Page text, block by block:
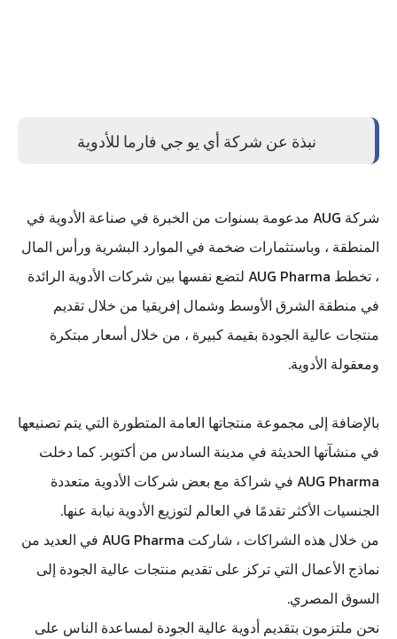
نبذة عن شركة أي يو جي فارما للأدوية
شركة AUG مدعومة بسنوات من الخبرة في صناعة الأدوية في
المنطقة ، وباستثمارات ضخمة في الموارد البشرية ورأس المال
، تخطط AUG Pharma لتضع نفسها بين شركات الأدوية الرائدة
في منطقة الشرق الأوسط وشمال إفريقيا من خلال تقديم
منتجات عالية الجودة بقيمة كبيرة ، من خلال أسعار مبتكرة
ومعقولة الأدوية.
بالإضافة إلى مجموعة منتجاتها العامة المتطورة التي يتم تصنيعها
في منشآتها الحديثة في مدينة السادس من أكتوبر. كما دخلت
AUG Pharma في شراكة مع بعض شركات الأدوية متعددة
الجنسيات الأكثر تقدمًا في العالم لتوزيع الأدوية نيابة عنها.
من خلال هذه الشراكات ، شاركت AUG Pharma في العديد من
نماذج الأعمال التي تركز على تقديم منتجات عالية الجودة إلى
السوق المصري.
نحن ملتزمون بتقديم أدوية عالية الجودة لمساعدة الناس على